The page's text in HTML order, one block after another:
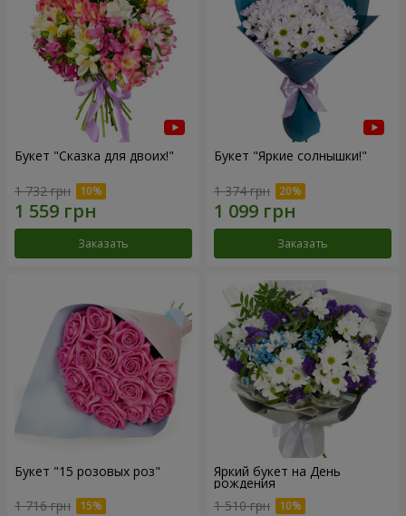
Букет "Сказка для двоих!"
1 732 грн
Заказать
Букет "Яркие солнышки!"
1 374 грн
Заказать
Букет "15 розовых роз"
1 716 грн
Яркий букет на День
рождения
1 510 грн